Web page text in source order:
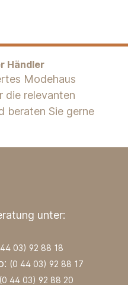
Händler
Modehaus
die relevanten
beraten Sie gerne
unter:
03) 92 88 18
(0 44 03) 92 88 17
(0 44 03) 92 88 20